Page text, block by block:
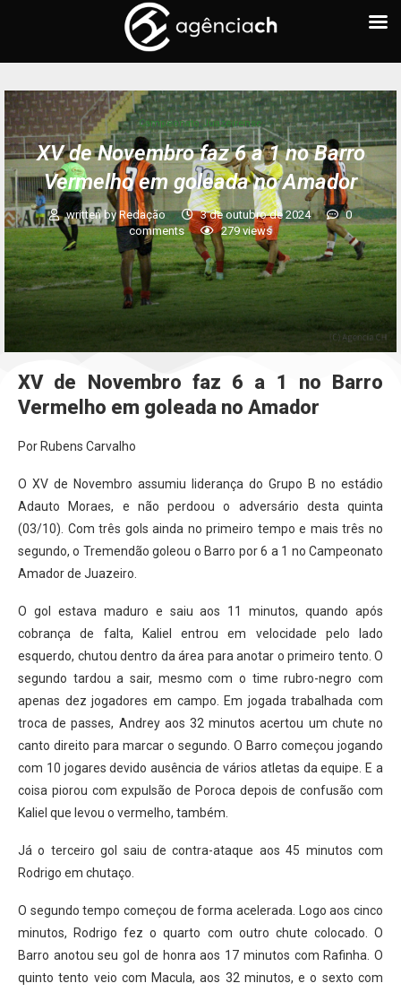
Campeonato Juazeirense
XV de Novembro faz 6 a 1 no Barro
Vermelho em goleada no Amador
written byRedação 3 de outubro de 2024
0
comments
279views
XV de Novembro faz 6 a 1 no Barro
Vermelho em goleada no Amador
Por Rubens Carvalho
O XV de Novembro assumiu liderança do Grupo B no estádio
Adauto Moraes, e não perdoou o adversário desta quinta
(03/10). Com três gols ainda no primeiro tempo e mais três no
segundo, o Tremendão goleou o Barro por 6 a 1 no Campeonato
Amador de Juazeiro.
O gol estava maduro e saiu aos 11 minutos, quando após
cobrança de falta, Kaliel entrou em velocidade pelo lado
esquerdo, chutou dentro da área para anotar o primeiro tento. O
segundo tardou a sair, mesmo com o time rubro-negro com
apenas dez jogadores em campo. Em jogada trabalhada com
troca de passes, Andrey aos 32 minutos acertou um chute no
canto direito para marcar o segundo. O Barro começou jogando
com 10 jogares devido ausência de vários atletas da equipe. E a
coisa piorou com expulsão de Poroca depois de confusão com
Kaliel que levou o vermelho, também.
Já o terceiro gol saiu de contra-ataque aos 45 minutos com
Rodrigo em chutaço.
O segundo tempo começou de forma acelerada. Logo aos cinco
minutos, Rodrigo fez o quarto com outro chute colocado. O
Barro anotou seu gol de honra aos 17 minutos com Rafinha. O
quinto tento veio com Macula, aos 32 minutos, e o sexto com